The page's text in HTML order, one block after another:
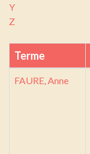
Y
Z
Terme
FAURE, Anne